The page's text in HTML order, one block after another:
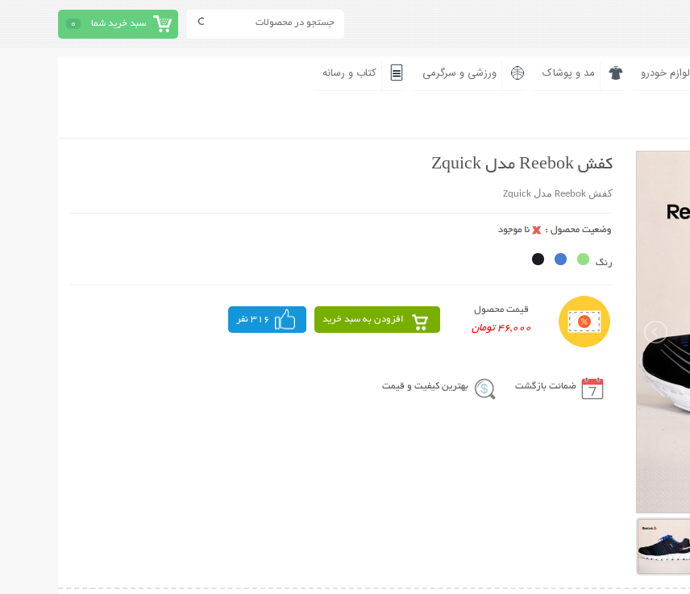
سبد خرید شما 0
لوازم خودرو مد و پوشاک ورزشی و سرگرمی کتاب و رسانه
کفش Reebok مدل Zquick
کفش Reebok مدل Zquick
رنگ
قیمت محصول
46,000 تومان
افزودن به سبد خرید 316 نفر
ضمانت بازگشت بهترین کیفیت و قیمت